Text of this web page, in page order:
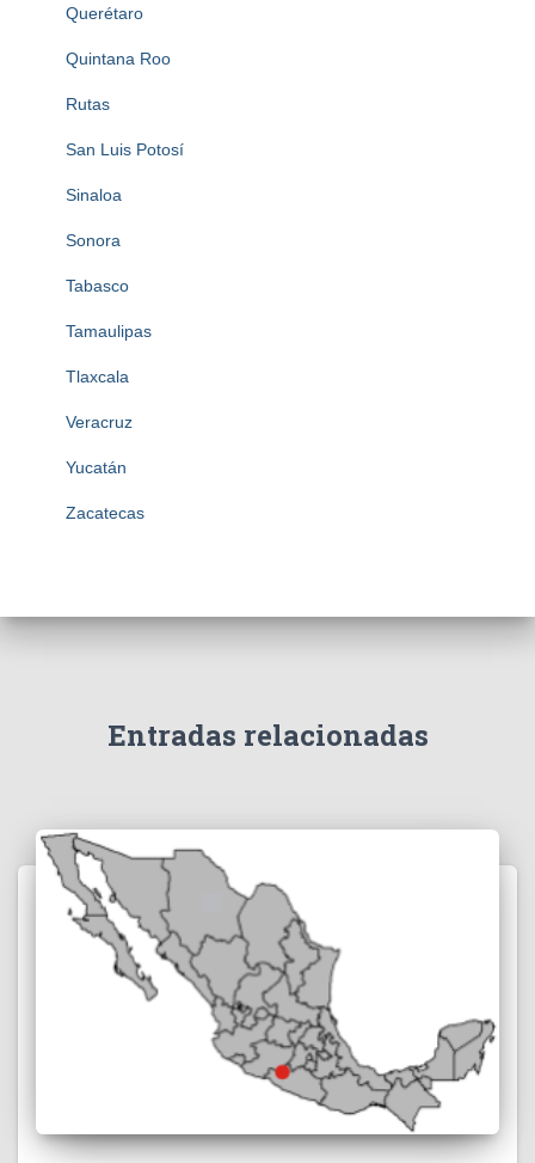
Querétaro
Quintana Roo
Rutas
San Luis Potosí
Sinaloa
Sonora
Tabasco
Tamaulipas
Tlaxcala
Veracruz
Yucatán
Zacatecas
Entradas relacionadas